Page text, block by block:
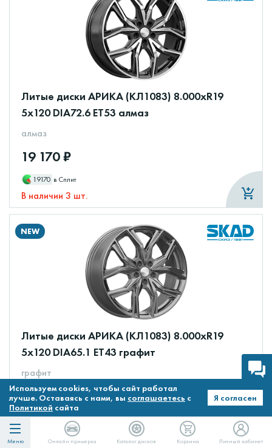
Литые диски АРИКА (КЛ1083) 8.000xR19
5x120 DIA72.6 ET53 алмаз
алмаз
19 170 ₽
19170 в Сплит
В наличии 3 шт.
NEW
Литые диски АРИКА (КЛ1083) 8.000xR19
5x120 DIA65.1 ET43 графит
графит
18 520 ₽
18520 в Сплит
В наличии 3 шт.
Меню Онлайн примерка Каталог дисков Корзина Личный кабинет
Используем cookies, чтобы сайт работал
лучше. Оставаясь с нами, вы соглашаетесь с
Политикой сайта
Я согласен